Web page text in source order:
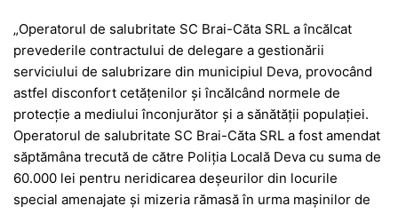
k
er
„Operatorul de salubritate SC Brai-Căta SRL a încălcat
prevederile contractului de delegare a gestionării
serviciului de salubrizare din municipiul Deva, provocând
astfel disconfort cetățenilor și încălcând normele de
protecție a mediului înconjurător și a sănătății populației.
Operatorul de salubritate SC Brai-Căta SRL a fost amendat
săptămâna trecută de către Poliția Locală Deva cu suma de
60.000 lei pentru neridicarea deșeurilor din locurile
special amenajate și mizeria rămasă în urma mașinilor de